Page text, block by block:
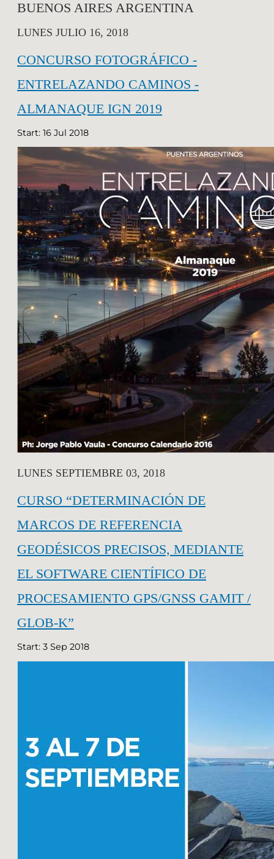
BUENOS AIRES ARGENTINA
LUNES JULIO 16, 2018
CONCURSO FOTOGRÁFICO -
ENTRELAZANDO CAMINOS -
ALMANAQUE IGN 2019
Start: 16 Jul 2018
LUNES SEPTIEMBRE 03, 2018
CURSO “DETERMINACIÓN DE
MARCOS DE REFERENCIA
GEODÉSICOS PRECISOS, MEDIANTE
EL SOFTWARE CIENTÍFICO DE
PROCESAMIENTO GPS/GNSS GAMIT /
GLOB-K”
Start: 3 Sep 2018